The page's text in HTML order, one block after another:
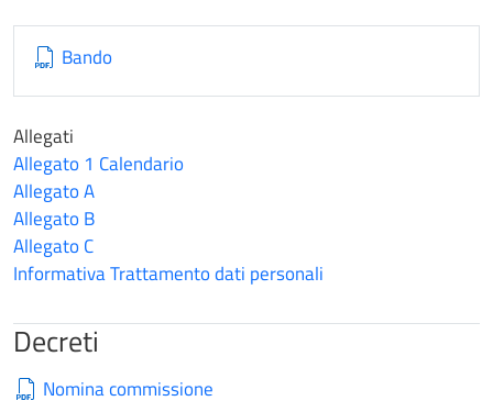
Bando
Allegati
Allegato 1 Calendario
Allegato A
Allegato B
Allegato C
Informativa Trattamento dati personali
Decreti
Nomina commissione